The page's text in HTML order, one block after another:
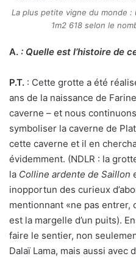
La plus petite vigne du monde
1m2 618 selon le
A. : Quelle est l’histoire de
P.T. : Cette grotte a été
ans de la naissance de
caverne – et nous
symboliser la caverne de
cette caverne et il en
évidemment. (NDLR : la
la Colline ardente de Saillon
inopportun des curieux
mentionnant «ne pas entrer,
est la margelle d’un puits).
faire le sentier, non
Dalaï Lama, mais aussi avec